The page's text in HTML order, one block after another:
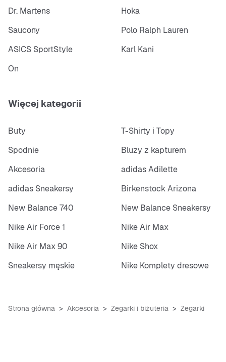
Dr. Martens
Hoka
Saucony
Polo Ralph Lauren
ASICS SportStyle
Karl Kani
On
Więcej kategorii
Buty
T-Shirty i Topy
Spodnie
Bluzy z kapturem
Akcesoria
adidas Adilette
adidas Sneakersy
Birkenstock Arizona
New Balance 740
New Balance Sneakersy
Nike Air Force 1
Nike Air Max
Nike Air Max 90
Nike Shox
Sneakersy męskie
Nike Komplety dresowe
Strona główna Akcesoria Zegarki i biżuteria Zegarki